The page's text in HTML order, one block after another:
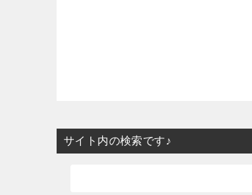
サイト内の検索です♪